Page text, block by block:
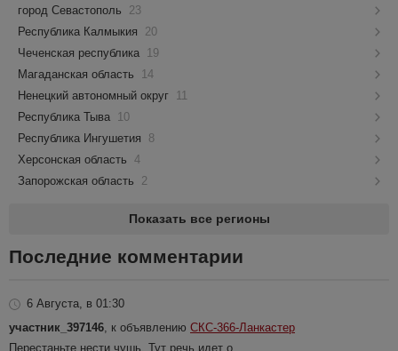
город Севастополь
23
Республика Калмыкия
20
Чеченская республика
19
Магаданская область
14
Ненецкий автономный округ
11
Республика Тыва
10
Республика Ингушетия
8
Херсонская область 4
Запорожская область
2
Показать все регионы
Последние комментарии
6 Августа, в 01:30
участник_397146, к объявлению СКС-366-Ланкастер
Перестаньте нести чушь. Тут речь идет о